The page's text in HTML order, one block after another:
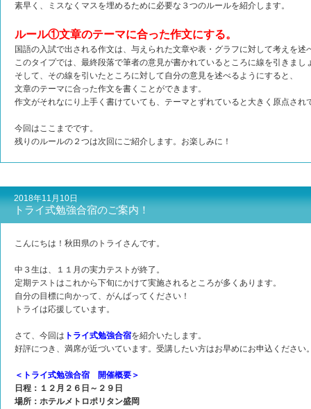
素早く、ミスなくマスを埋めるために必要な３つのルールを紹介します。
ルール①文章のテーマに合った作文にする。
国語の入試で出される作文は、与えられた文章や表・グラフに対して考えを述
このタイプでは、最終段落で筆者の意見が書かれているところに線を引きまし
そして、その線を引いたところに対して自分の意見を述べるようにすると、
文章のテーマに合った作文を書くことができます。
作文がそれなにり上手く書けていても、テーマとずれていると大きく原点され
今回はここまでです。
残りのルールの２つは次回にご紹介します。お楽しみに！
2018年11月10日
トライ式勉強合宿のご案内！
こんにちは！秋田県のトライさんです。
中３生は、１１月の実力テストが終了。
定期テストはこれから下旬にかけて実施されるところが多くあります。
自分の目標に向かって、がんばってください！
トライは応援しています。
さて、今回は トライ式勉強合宿を紹介いたします。
好評につき、満席が近づいています。受講したい方はお早めにお申込ください
＜トライ式勉強合宿 開催概要＞
日程：１２月２６日～２９日
場所：ホテルメトロポリタン盛岡